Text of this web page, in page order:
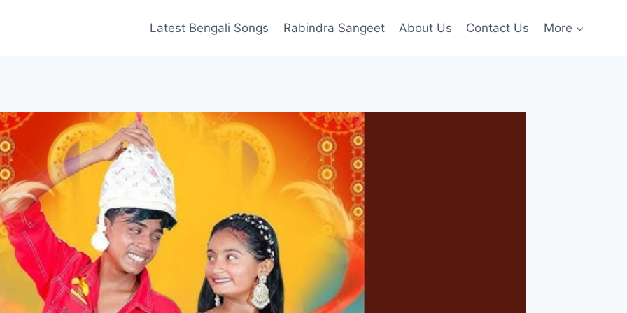
Latest Bengali Songs Rabindra Sangeet About Us Contact Us More